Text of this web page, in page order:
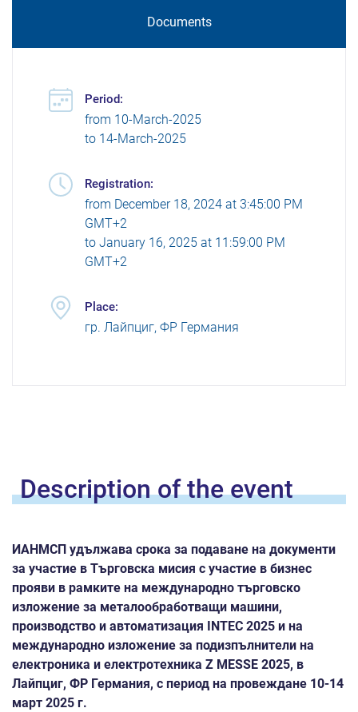
Documents
Period:
from 10-March-2025
to 14-March-2025
Registration:
from December 18, 2024 at 3:45:00 PM
GMT+2
to January 16, 2025 at 11:59:00 PM
GMT+2
Place:
гр. Лайпциг, ФР Германия
Description of theevent
ИАНМСП удължава срока за подаване на документи
за участие в Търговска мисия с участие в бизнес
прояви в рамките на международно търговско
изложение за металообработващи машини,
производство и автоматизация
INTEC 2025 и на
международно изложение за подизпълнители на
електроника и електротехника Z MESSE 2025, в
Лайпциг, ФР Германия, с период на провеждане 10-14
март 2025 г.